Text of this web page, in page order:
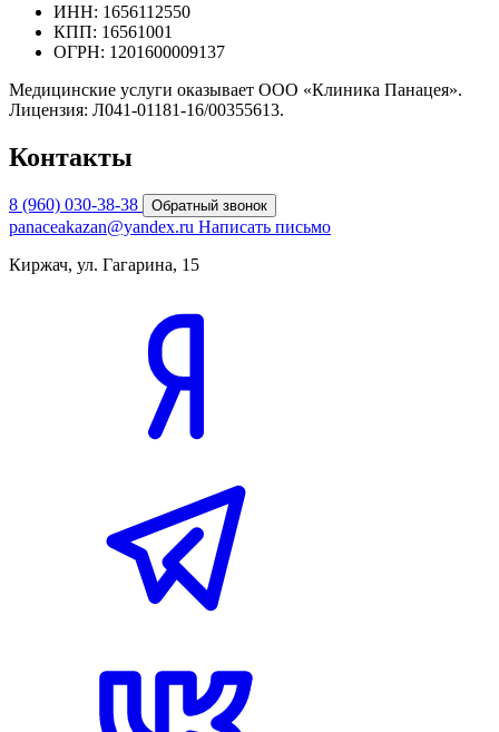
ИНН: 1656112550
КПП: 16561001
ОГРН: 1201600009137
Медицинские услуги оказывает ООО «Клиника Панацея».
Лицензия: Л041-01181-16/00355613.
Контакты
8 (960) 030-38-38 Обратный звонок
panaceakazan@yandex.ru Написать письмо
Киржач, ул. Гагарина, 15